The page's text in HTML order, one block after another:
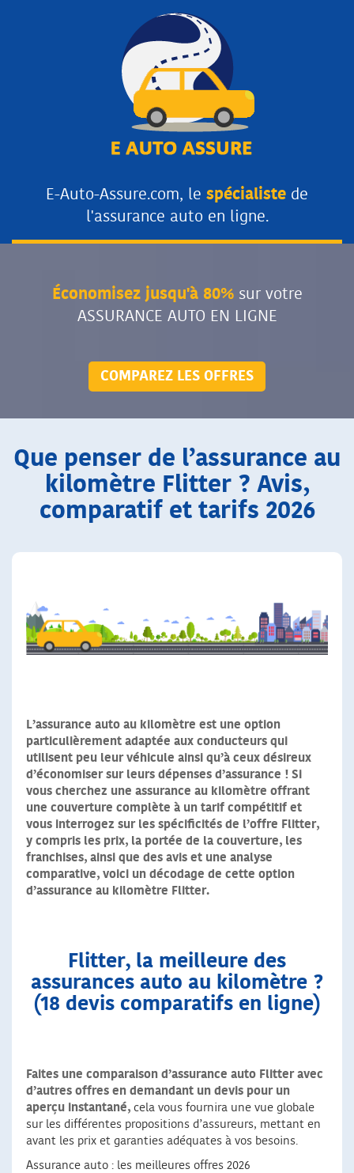
E-Auto-Assure.com, le spécialiste de
l'assurance auto en ligne.
Économisez jusqu'à 80% sur votre
ASSURANCE AUTO EN LIGNE
COMPAREZ LES OFFRES
Que penser de l’assurance au
kilomètre Flitter ? Avis,
comparatif et tarifs 2026
L’assurance auto au kilomètre est une option
particulièrement adaptée aux conducteurs qui
utilisent peu leur véhicule ainsi qu’à ceux désireux
d’économiser sur leurs dépenses d’assurance ! Si
vous cherchez une assurance au kilomètre offrant
une couverture complète à un tarif compétitif et
vous interrogez sur les spécificités de l’offre Flitter,
y compris les prix, la portée de la couverture, les
franchises, ainsi que des avis et une analyse
comparative, voici un décodage de cette option
d’assurance au kilomètre Flitter.
Flitter, la meilleure des
assurances auto au kilomètre ?
(18 devis comparatifs en ligne)
Faites une comparaison d’assurance auto Flitter avec
d’autres offres en demandant un devis pour un
aperçu instantané, cela vous fournira une vue globale
sur les différentes propositions d’assureurs, mettant en
avant les prix et garanties adéquates à vos besoins.
Assurance auto : les meilleures offres 2026